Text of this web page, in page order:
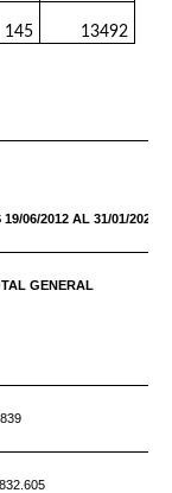
145 13492
06/2012 AL 31/01/2023
GENERAL